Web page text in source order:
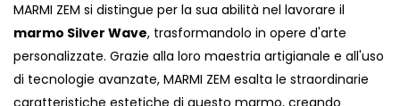
MARMI ZEM si distingue per la sua abilità nel lavorare il
marmo Silver Wave, trasformandolo in opere d'arte
personalizzate. Grazie alla loro maestria artigianale e all'uso
di tecnologie avanzate, MARMI ZEM esalta le straordinarie